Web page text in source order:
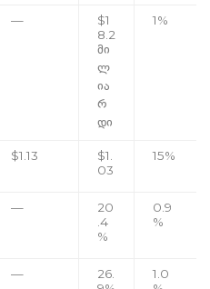
—
$1
8.2
მი
ლ
ია
რ
დი
1%
$1.13
$1.
03
15%
—
20
.4
%
0.9
%
—
26.
1.0